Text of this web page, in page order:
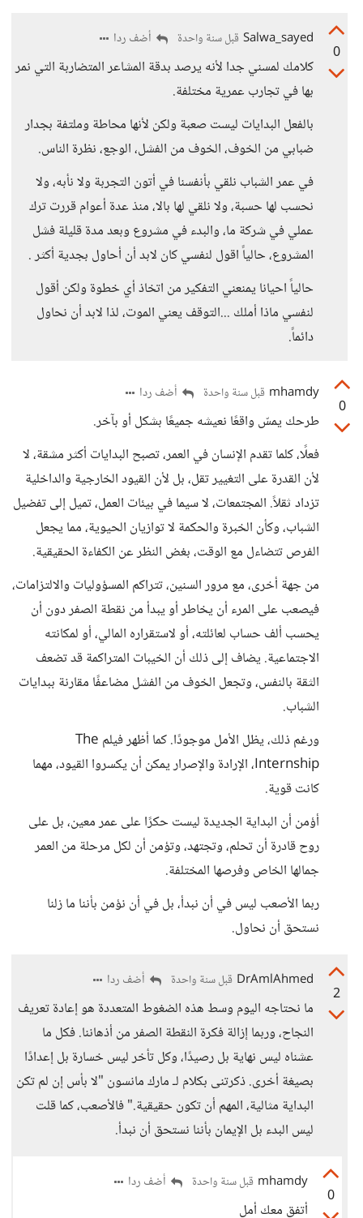
0
Salwa_sayed قبل سنة واحدة أضف ردا
كلامك لمسني جدا لأنه يرصد بدقة المشاعر المتضاربة التي نمر
بها في تجارب عمرية مختلفة.
بالفعل البدايات ليست صعبة ولكن لأنها محاطة وملتفة بجدار
ضبابي من الخوف، الخوف من الفشل، الوجع، نظرة الناس.
في عمر الشباب نلقي بأنفسنا في أتون التجربة ولا نأبه، ولا
نحسب لها حسبة، ولا نلقي لها بالا، منذ عدة أعوام قررت ترك
عملي في شركة ما، والبدء في مشروع وبعد مدة قليلة فشل
المشروع، حالياً اقول لنفسي كان لابد أن أحاول بجدية أكثر .
حالياً احيانا يمنعني التفكير من اتخاذ أي خطوة ولكن أقول
لنفسي ماذا أملك ...التوقف يعني الموت، لذا لابد أن نحاول
دائماً.
0
mhamdy قبل سنة واحدة أضف ردا
طرحك يمسّ واقعًا نعيشه جميعًا بشكل أو بآخر.
فعلًا، كلما تقدم الإنسان في العمر، تصبح البدايات أكثر مشقة، لا
لأن القدرة على التغيير تقل، بل لأن القيود الخارجية والداخلية
تزداد ثقلاً. المجتمعات، لا سيما في بيئات العمل، تميل إلى تفضيل
الشباب، وكأن الخبرة والحكمة لا توازيان الحيوية، مما يجعل
الفرص تتضاءل مع الوقت، بغض النظر عن الكفاءة الحقيقية.
من جهة أخرى، مع مرور السنين، تتراكم المسؤوليات والالتزامات،
فيصعب على المرء أن يخاطر أو يبدأ من نقطة الصفر دون أن
يحسب ألف حساب لعائلته، أو لاستقراره المالي، أو لمكانته
الاجتماعية. يضاف إلى ذلك أن الخيبات المتراكمة قد تضعف
الثقة بالنفس، وتجعل الخوف من الفشل مضاعفًا مقارنة ببدايات
الشباب.
ورغم ذلك، يظل الأمل موجودًا. كما أظهر فيلم The
Internship، الإرادة والإصرار يمكن أن يكسروا القيود، مهما
كانت قوية.
أؤمن أن البداية الجديدة ليست حكرًا على عمر معين، بل على
روح قادرة أن تحلم، وتجتهد، وتؤمن أن لكل مرحلة من العمر
جمالها الخاص وفرصها المختلفة.
ربما الأصعب ليس في أن نبدأ، بل في أن نؤمن بأننا ما زلنا
نستحق أن نحاول.
2
DrAmlAhmed قبل سنة واحدة أضف ردا
ما نحتاجه اليوم وسط هذه الضغوط المتعددة هو إعادة تعريف
النجاح، وربما إزالة فكرة النقطة الصفر من أذهاننا. فكل ما
عشناه ليس نهاية بل رصيدًا، وكل تأخر ليس خسارة بل إعدادًا
بصيغة أخرى. ذكرتنى بكلام لـ مارك مانسون "لا بأس إن لم تكن
البداية مثالية، المهم أن تكون حقيقية." فالأصعب، كما قلت
ليس البدء بل الإيمان بأننا نستحق أن نبدأ.
0
mhamdy قبل سنة واحدة أضف ردا
أتفق معك أمل